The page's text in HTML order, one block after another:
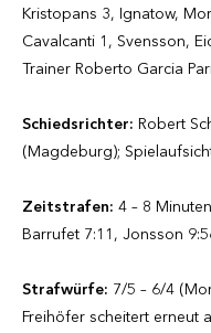
Kristopans 3, Ignatow,
Cavalcanti 1, Svensson,
Trainer Roberto Garcia
Schiedsrichter: Robert
(Magdeburg);
Zeitstrafen: 4 – 8
Barrufet 7:11, Jonsson
Strafwürfe: 7/5 – 6/4
Freihöfer scheitert erneut